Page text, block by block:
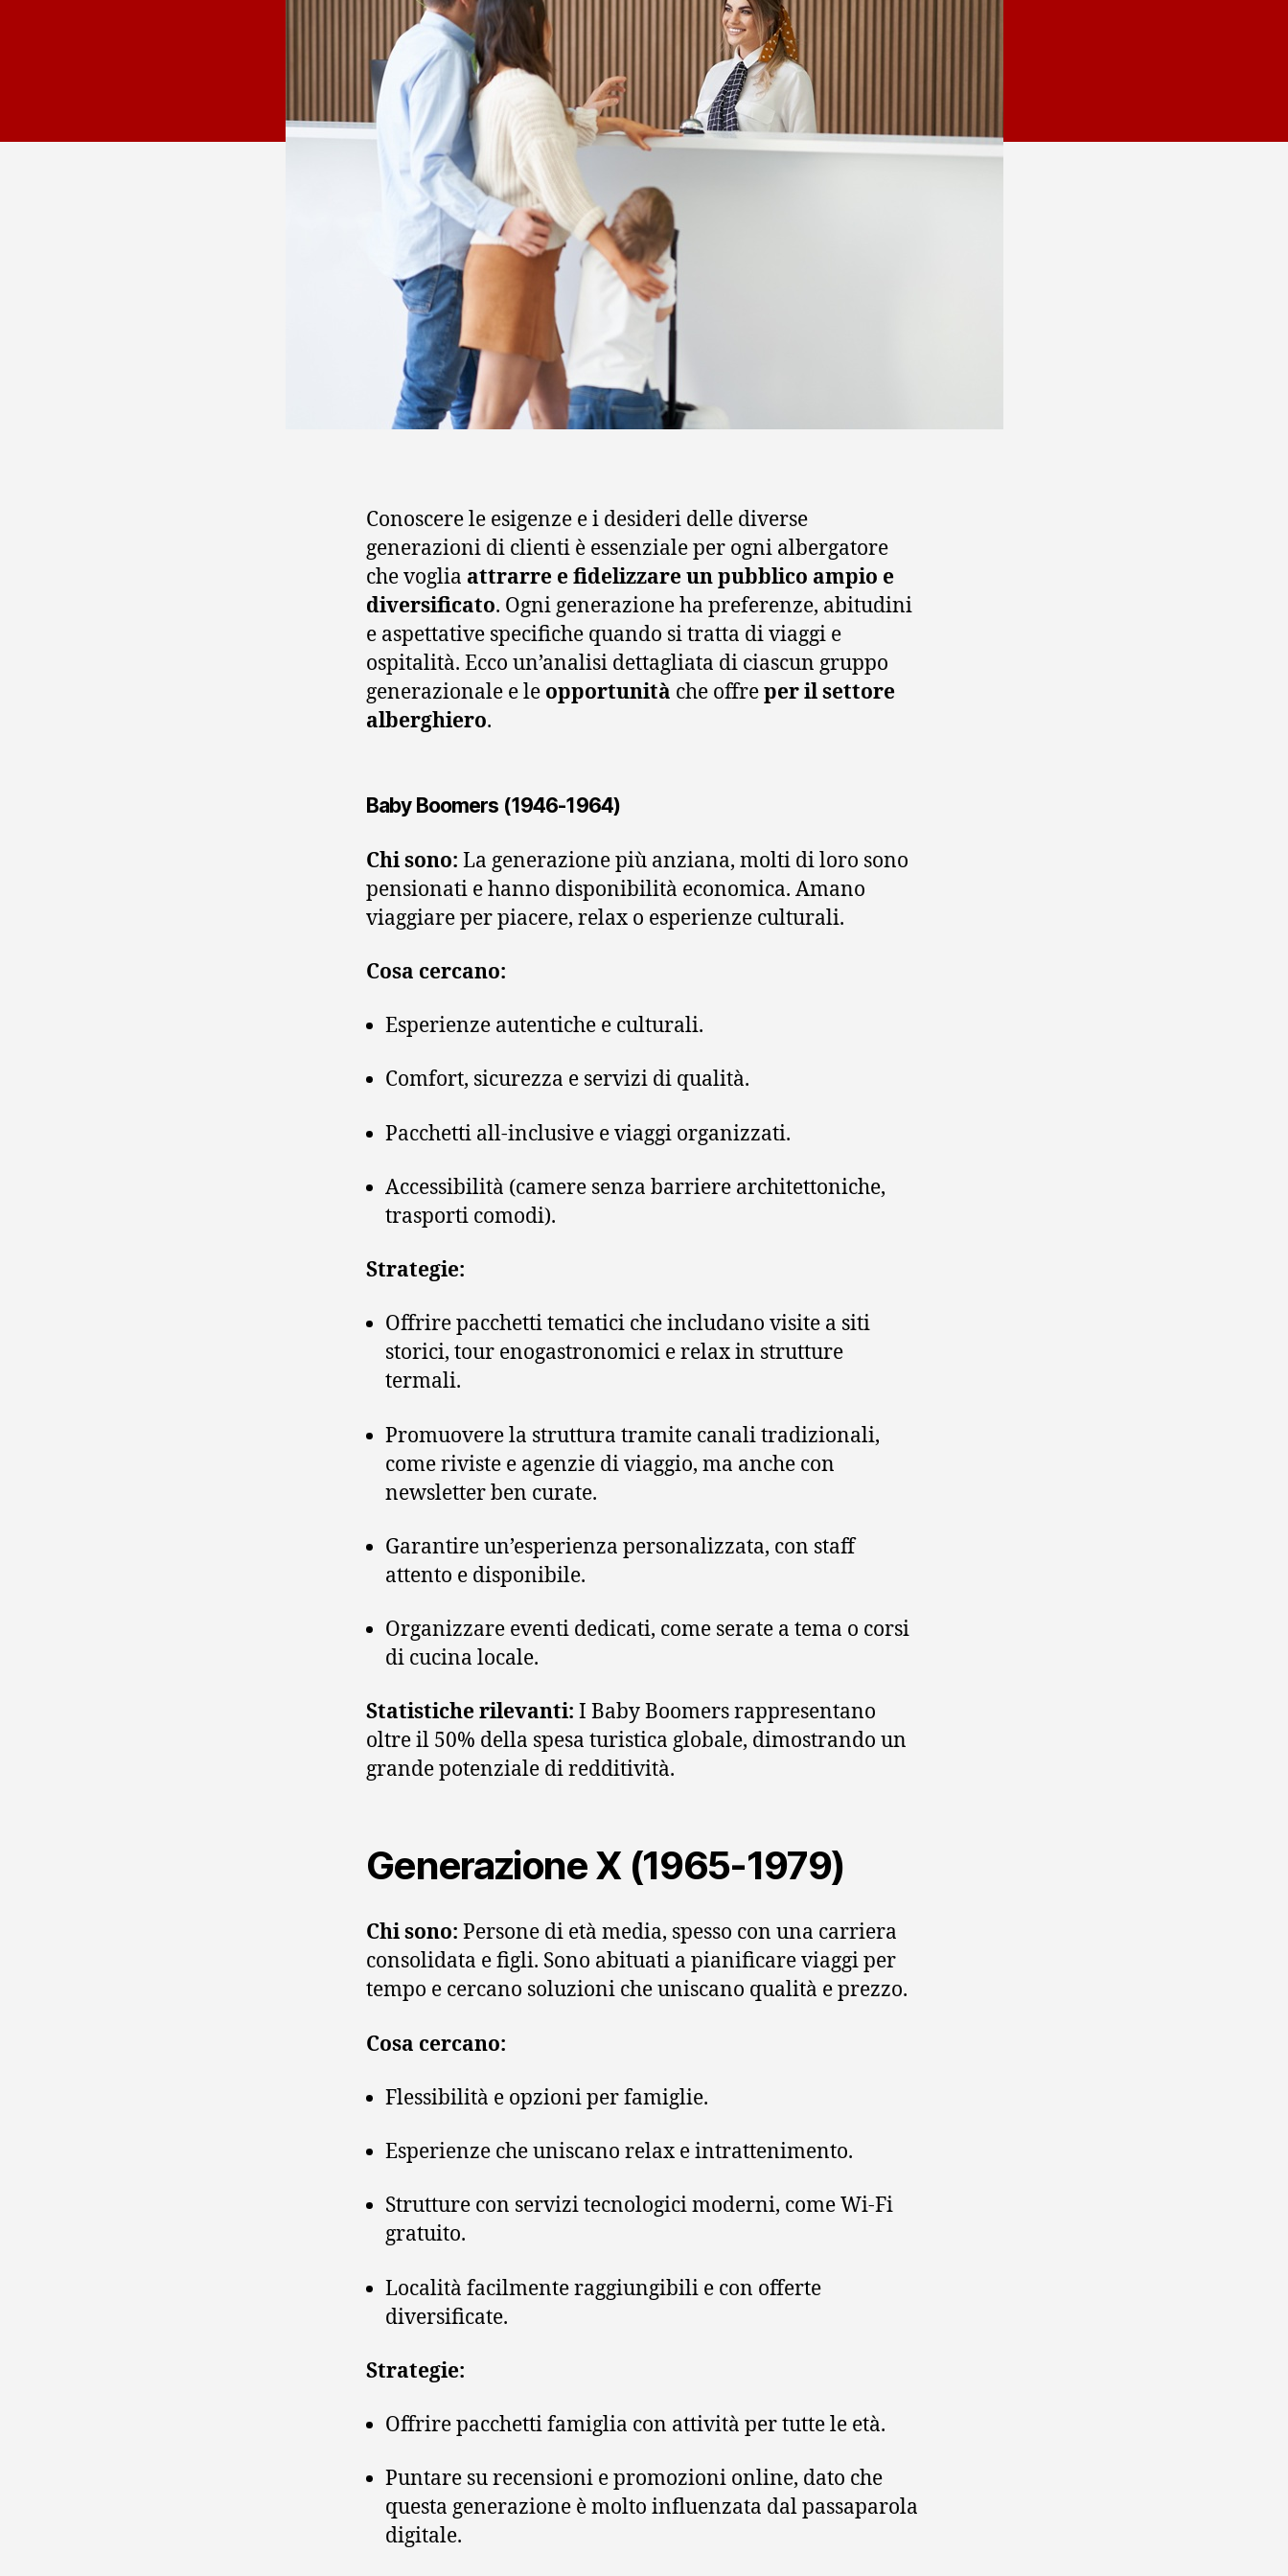
Conoscere le esigenze e i desideri delle diverse
generazioni di clienti è essenziale per ogni albergatore
che voglia attrarre e fidelizzare un pubblico ampio e
diversificato. Ogni generazione ha preferenze, abitudini
e aspettative specifiche quando si tratta di viaggi e
ospitalità. Ecco un’analisi dettagliata di ciascun gruppo
generazionale e le opportunità che offreper il settore
alberghiero.
Baby Boomers (1946-1964)
Chi sono: La generazione più anziana, molti di loro sono
pensionati e hanno disponibilità economica. Amano
viaggiare per piacere, relax o esperienze culturali.
Cosa cercano:
Esperienze autentiche e culturali.
Comfort, sicurezza e servizi di qualità.
Pacchetti all-inclusive e viaggi organizzati.
Accessibilità (camere senza barriere architettoniche,
trasporti comodi).
Strategie:
Offrire pacchetti tematici che includano visite a siti
storici, tour enogastronomici e relax in strutture
termali.
Promuovere la struttura tramite canali tradizionali,
come riviste e agenzie di viaggio, ma anche con
newsletter ben curate.
Garantire un’esperienza personalizzata, con staff
attento e disponibile.
Organizzare eventi dedicati, come serate a tema o corsi
di cucina locale.
Statistiche rilevanti: I Baby Boomers rappresentano
oltre il 50% della spesa turistica globale, dimostrando un
grande potenziale di redditività.
Generazione X (1965-1979)
Chi sono: Persone di età media, spesso con una carriera
consolidata e figli. Sono abituati a pianificare viaggi per
tempo e cercano soluzioni che uniscano qualità e prezzo.
Cosa cercano:
Flessibilità e opzioni per famiglie.
Esperienze che uniscano relax e intrattenimento.
Strutture con servizi tecnologici moderni, come Wi-Fi
gratuito.
Località facilmente raggiungibili e con offerte
diversificate.
Strategie:
Offrire pacchetti famiglia con attività per tutte le età.
Puntare su recensioni e promozioni online, dato che
questa generazione è molto influenzata dal passaparola
digitale.